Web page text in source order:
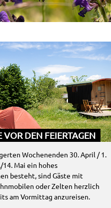
VOR DEN FEIERTAGEN
Wochenenden 30. April / 1.
14. Mai ein hohes
besteht, sind Gäste mit
oder Zelten herzlich
am Vormittag anzureisen.